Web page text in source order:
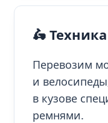
🛵
Перевозим
и
в кузове
ремнями.